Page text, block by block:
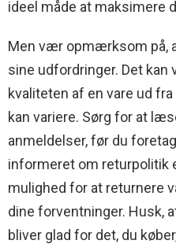
ideel måde at maksimere
Men vær opmærksom på,
sine udfordringer. Det
kvaliteten af en vare ud
kan variere. Sørg for at
anmeldelser, før du
informeret om returpolitik
mulighed for at returnere
dine forventninger. Husk,
bliver glad for det, du